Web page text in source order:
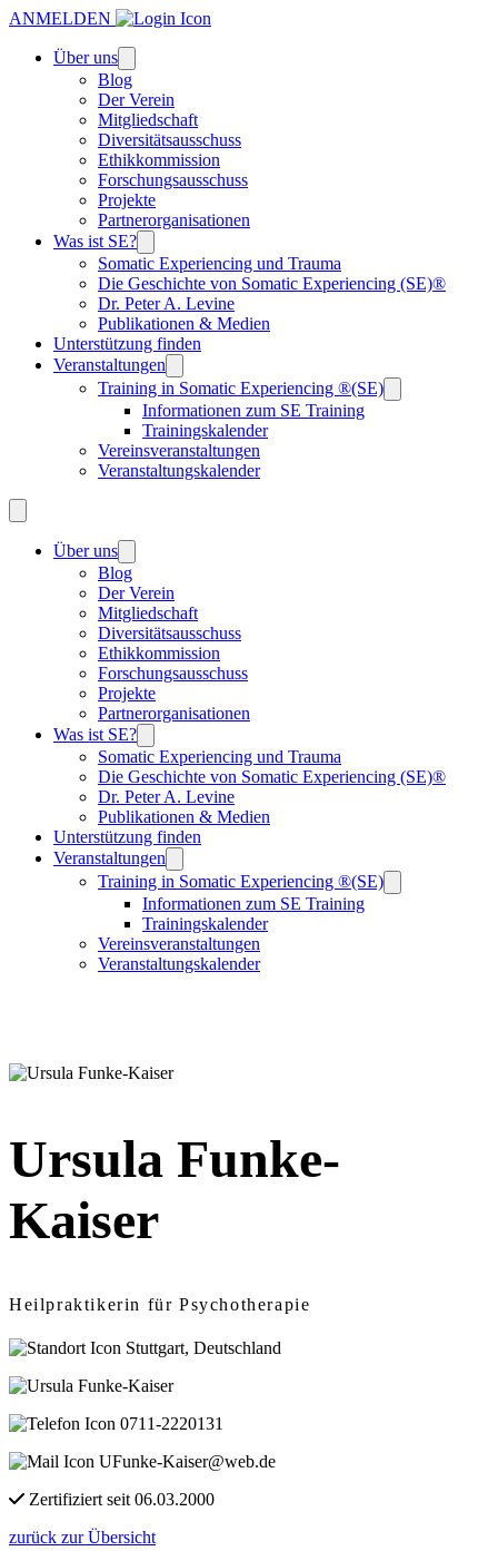
ANMELDEN
Über uns
Blog
Der Verein
Mitgliedschaft
Diversitätsausschuss
Ethikkommission
Forschungsausschuss
Projekte
Partnerorganisationen
Was ist SE?
Somatic Experiencing und Trauma
Die Geschichte von Somatic Experiencing (SE)®
Dr. Peter A. Levine
Publikationen & Medien
Unterstützung finden
Veranstaltungen
Training in Somatic Experiencing ®(SE)
Informationen zum SE Training
Trainingskalender
Vereinsveranstaltungen
Veranstaltungskalender
Über uns
Blog
Der Verein
Mitgliedschaft
Diversitätsausschuss
Ethikkommission
Forschungsausschuss
Projekte
Partnerorganisationen
Was ist SE?
Somatic Experiencing und Trauma
Die Geschichte von Somatic Experiencing (SE)®
Dr. Peter A. Levine
Publikationen & Medien
Unterstützung finden
Veranstaltungen
Training in Somatic Experiencing ®(SE)
Informationen zum SE Training
Trainingskalender
Vereinsveranstaltungen
Veranstaltungskalender
Ursula Funke-
Kaiser
Heilpraktikerin für Psychotherapie
Stuttgart, Deutschland
0711-2220131
UFunke-Kaiser@web.de
Zertifiziert seit 06.03.2000
zurück zur Übersicht